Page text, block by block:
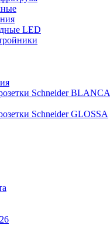
LED
Schneider BLANCA
Schneider GLOSSA